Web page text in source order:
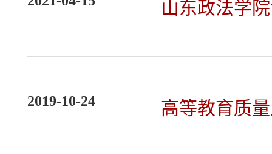
山东政法学
2019-10-24 高等教育质